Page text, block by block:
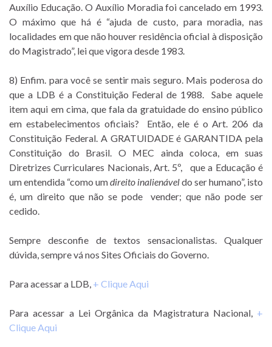
Auxílio Educação. O Auxílio Moradia foi cancelado em 1993.
O máximo que há é “ajuda de custo, para moradia, nas
localidades em que não houver residência oficial à disposição
do Magistrado”, lei que vigora desde 1983.
8) Enfim. para você se sentir mais seguro. Mais poderosa do
que a LDB é a Constituição Federal de 1988. Sabe aquele
item aqui em cima, que fala da gratuidade do ensino público
em estabelecimentos oficiais? Então, ele é o Art. 206 da
Constituição Federal. A GRATUIDADE é GARANTIDA pela
Constituição do Brasil. O MEC ainda coloca, em suas
Diretrizes Curriculares Nacionais, Art. 5º, que a Educação é
um entendida “como umdireito inalienáveldo ser humano”, isto
é, um direito que não se pode vender; que não pode ser
cedido.
Sempre desconfie de textos sensacionalistas. Qualquer
dúvida, sempre vá nos Sites Oficiais do Governo.
Para acessar a LDB, + Clique Aqui
Para acessar a Lei Orgânica da Magistratura Nacional, +
Clique Aqui